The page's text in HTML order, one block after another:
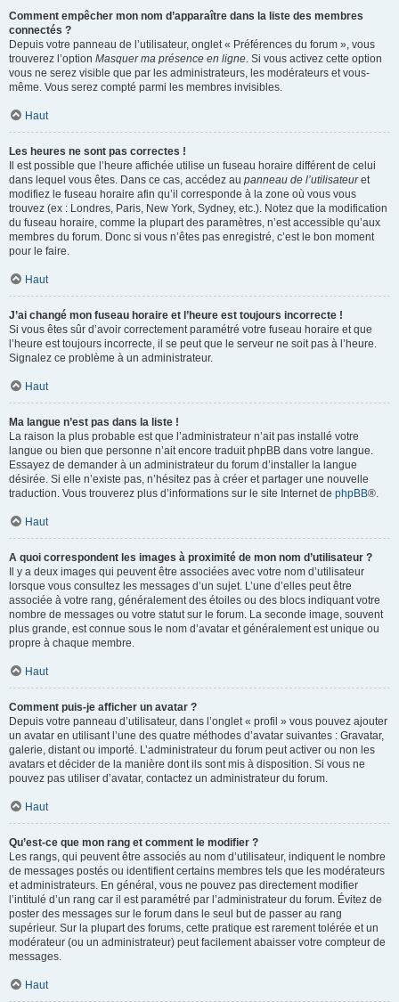
Comment empêcher mon nom d’apparaître dans la liste des membres
connectés ?
Depuis votre panneau de l’utilisateur, onglet « Préférences du forum », vous
trouverez l’option Masquer ma présence en ligne. Si vous activez cette option
vous ne serez visible que par les administrateurs, les modérateurs et vous-
même. Vous serez compté parmi les membres invisibles.
Haut
Les heures ne sont pas correctes !
Il est possible que l’heure affichée utilise un fuseau horaire différent de celui
dans lequel vous êtes. Dans ce cas, accédez au panneau de l’utilisateuret
modifiez le fuseau horaire afin qu’il corresponde à la zone où vous vous
trouvez (ex : Londres, Paris, New York, Sydney, etc.). Notez que la modification
du fuseau horaire, comme la plupart des paramètres, n’est accessible qu’aux
membres du forum. Donc si vous n’êtes pas enregistré, c’est le bon moment
pour le faire.
Haut
J’ai changé mon fuseau horaire et l’heure est toujours incorrecte !
Si vous êtes sûr d’avoir correctement paramétré votre fuseau horaire et que
l’heure est toujours incorrecte, il se peut que le serveur ne soit pas à l’heure.
Signalez ce problème à un administrateur.
Haut
Ma langue n’est pas dans la liste !
La raison la plus probable est que l’administrateur n’ait pas installé votre
langue ou bien que personne n’ait encore traduit phpBB dans votre langue.
Essayez de demander à un administrateur du forum d’installer la langue
désirée. Si elle n’existe pas, n’hésitez pas à créer et partager une nouvelle
traduction. Vous trouverez plus d’informations sur le site Internet de phpBB®.
Haut
A quoi correspondent les images à proximité de mon nom d’utilisateur ?
Il y a deux images qui peuvent être associées avec votre nom d’utilisateur
lorsque vous consultez les messages d’un sujet. L’une d’elles peut être
associée à votre rang, généralement des étoiles ou des blocs indiquant votre
nombre de messages ou votre statut sur le forum. La seconde image, souvent
plus grande, est connue sous le nom d’avatar et généralement est unique ou
propre à chaque membre.
Haut
Comment puis-je afficher un avatar ?
Depuis votre panneau d’utilisateur, dans l’onglet « profil » vous pouvez ajouter
un avatar en utilisant l’une des quatre méthodes d’avatar suivantes : Gravatar,
galerie, distant ou importé. L’administrateur du forum peut activer ou non les
avatars et décider de la manière dont ils sont mis à disposition. Si vous ne
pouvez pas utiliser d’avatar, contactez un administrateur du forum.
Haut
Qu’est-ce que mon rang et comment le modifier ?
Les rangs, qui peuvent être associés au nom d’utilisateur, indiquent le nombre
de messages postés ou identifient certains membres tels que les modérateurs
et administrateurs. En général, vous ne pouvez pas directement modifier
l’intitulé d’un rang car il est paramétré par l’administrateur du forum. Évitez de
poster des messages sur le forum dans le seul but de passer au rang
supérieur. Sur la plupart des forums, cette pratique est rarement tolérée et un
modérateur (ou un administrateur) peut facilement abaisser votre compteur de
messages.
Haut